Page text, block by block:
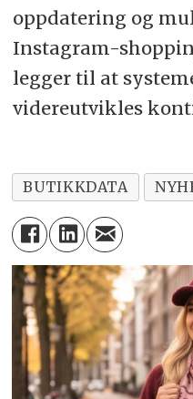
oppdatering og
Instagram-
legger til at
videreutvikles
BUTIKKDATA